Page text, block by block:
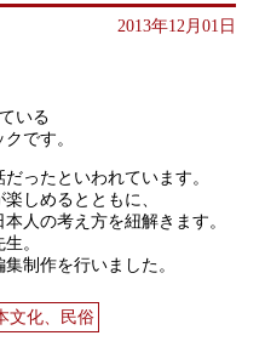
2013年12月01日
いる
です。
ったといわれています。
しめるとともに、
人の考え方を紐解きます。
。
制作を行いました。
文化、民俗